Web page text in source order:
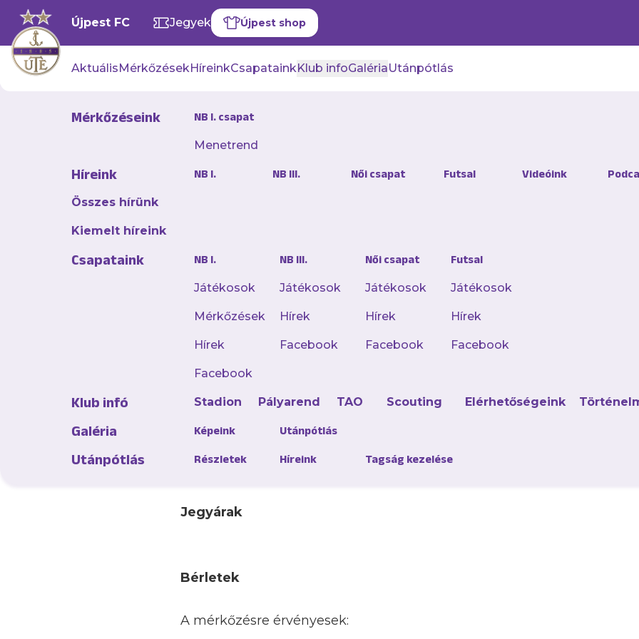
Újpest FC Jegyek Újpest shop
AktuálisMérkőzésekHíreinkCsapatainkKlub infoGalériaUtánpótlás
Mérkőzéseink NB I. csapat
Menetrend
Híreink
Összes hírünk
Kiemelt híreink
NB I. NB III. Női csapat Futsal Videóink
Csapataink NB I.
Játékosok
Mérkőzések
Hírek
Facebook
NB III.
Játékosok
Hírek
Facebook
Női csapat
Játékosok
Hírek
Facebook
Futsal
Játékosok
Hírek
Facebook
Klub infó Stadion Pályarend TAO Scouting Elérhetőségeink
Galéria Képeink Utánpótlás
Utánpótlás Részletek Híreink Tagság kezelése
Jegyinfók a 247. Derbire
meg belépőjüket.
Időpont:2026.05.03., vasárnap, 16:00
Jegyértékesítés
👉https://jegymester.hu/production/742706/ujpest-fc-ferencvarosi-tc/
fbclid=IwY2xjawRS-
RThMavr1S3cPdwIBG_aem_HdYih2mLqU9SpOBmL75yvg
Jegyárak
Bérletek
A mérkőzésre érvényesek: